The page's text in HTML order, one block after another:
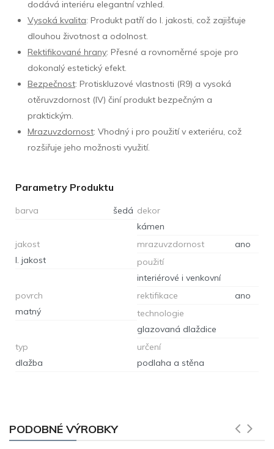
dodává interiéru elegantní vzhled.
Vysoká kvalita: Produkt patří do I. jakosti, což zajišťuje
dlouhou životnost a odolnost.
Rektifikované hrany: Přesné a rovnoměrné spoje pro
dokonalý estetický efekt.
Bezpečnost: Protiskluzové vlastnosti (R9) a vysoká
otěruvzdornost (IV) činí produkt bezpečným a
praktickým.
Mrazuvzdornost: Vhodný i pro použití v exteriéru, což
rozšiřuje jeho možnosti využití.
Parametry Produktu
barva šedá dekor
kámen
jakost
I. jakost
mrazuvzdornost
ano
použití
interiérové i venkovní
povrch
matný
rektifikace
ano
technologie
glazovaná dlaždice
typ
dlažba
určení
podlaha a stěna
PODOBNÉ VÝROBKY